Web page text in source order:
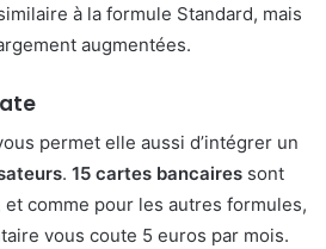
à la formule Standard, mais
augmentées.
permet elle aussi d’intégrer un
. 15 cartes bancaires sont
comme pour les autres formules,
vous coute 5 euros par mois.